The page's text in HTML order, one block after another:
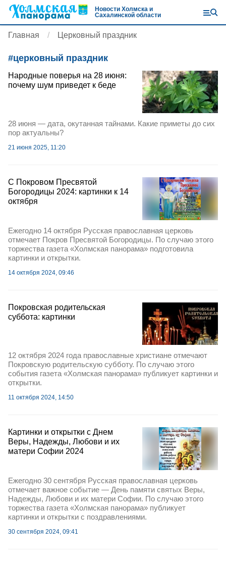
Новости Холмска и
Сахалинской области
Главная Церковный праздник
#церковный праздник
Народные поверья на 28 июня:
почему шум приведет к беде
28 июня — дата, окутанная тайнами. Какие приметы до сих
пор актуальны?
21 июня 2025, 11:20
С Покровом Пресвятой
Богородицы 2024: картинки к 14
октября
Ежегодно 14 октября Русская православная церковь
отмечает Покров Пресвятой Богородицы. По случаю этого
торжества газета «Холмская панорама» подготовила
картинки и открытки.
14 октября 2024, 09:46
Покровская родительская
суббота: картинки
12 октября 2024 года православные христиане отмечают
Покровскую родительскую субботу. По случаю этого
события газета «Холмская панорама» публикует картинки и
открытки.
11 октября 2024, 14:50
Картинки и открытки с Днем
Веры, Надежды, Любови и их
матери Софии 2024
Ежегодно 30 сентября Русская православная церковь
отмечает важное событие — День памяти святых Веры,
Надежды, Любови и их матери Софии. По случаю этого
торжества газета «Холмская панорама» публикует
картинки и открытки с поздравлениями.
30 сентября 2024, 09:41